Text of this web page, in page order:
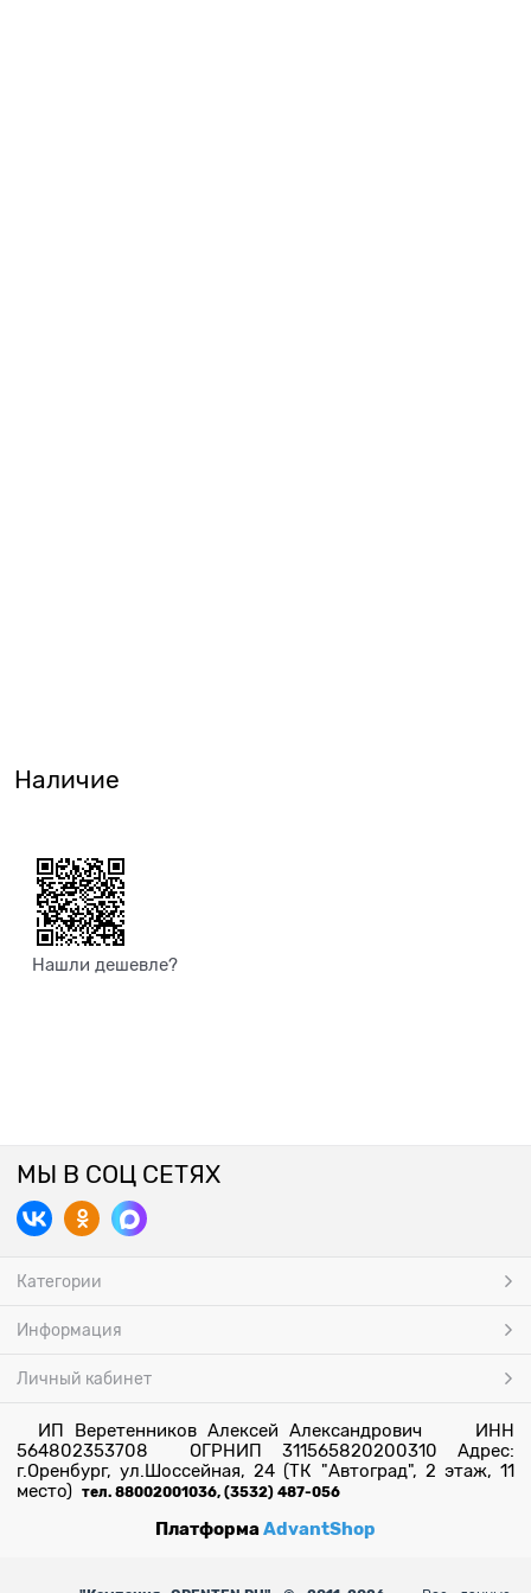
Наличие
Нашли дешевле?
МЫ В СОЦ СЕТЯХ
Категории
Информация
Личный кабинет
ИП Веретенников Алексей Александрович ИНН
564802353708 ОГРНИП 311565820200310 Адрес:
г.Оренбург, ул.Шоссейная, 24 (ТК "Автоград", 2 этаж, 11
место) тел. 88002001036, (3532) 487-056
ПлатформаAdvantShop